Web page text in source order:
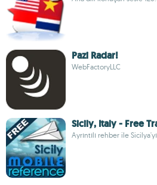
Pazi Radar!
WebFactoryLLC
Sicily, Italy - Free
Ayrıntılı rehber ile